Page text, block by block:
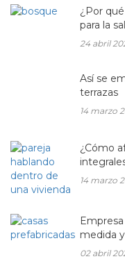
¿Por
para la
24 abril
Así se
terrazas
14 marzo
¿Cómo
14 marzo
medida
02 abril